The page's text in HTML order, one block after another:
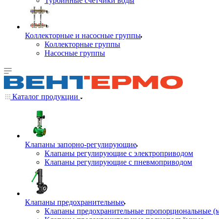
Коллекторные и насосные группы
Коллекторные группы
Насосные группы
Каталог продукции
Клапаны запорно-регулирующие
Клапаны регулирующие с электроприводом
Клапаны регулирующие с пневмоприводом
Клапаны предохранительные
Клапаны предохранительные пропорциональные